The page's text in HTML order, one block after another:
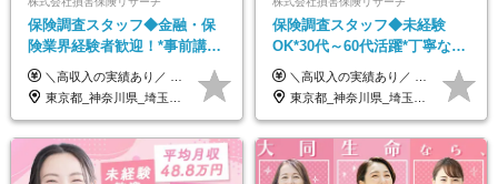
保険調査スタッフ◆金融・保
険業界経験者歓迎！*事前講習
あり*30代～60代活躍*調査は
原則直行直帰*高収入可
＼高収入の実績あり／ なかには年収1000万円を超える方もいらっしゃいます！ 【完全出来高報酬制】 ★仕事に慣れるまで収入をサポート 1か月目：報酬が通常の2倍 2か月目：報酬が通常の1.5倍 ※災害に関する業務については、収入サポートの対象外 ※試用期間はありません ＊＊＊業務報酬の例＊＊＊ ・事故原因調査（4箇所確認）…1万5000円～ ・有無責／不正請求疑義調査（自動車案件）…2万円～ ・医療調査（1箇所確認）…1万7000円～ ・書類取付（1箇所訪問）…3000円～ ※上記は目安になります ※実際の報酬は業務報酬に応じた個々のスキル・実績を加味したものになります
東京都_神奈川県_埼玉県_千葉県_大阪府_愛知県_北海道_青森県_岩手県_宮城県_秋田県_山形県_福島県_茨城県_栃木県_群馬県_新潟県_山梨県_長野県_富山県_石川県_福井県_静岡県_岐阜県_三重県_兵庫県_京都府_滋賀県_奈良県_和歌山県_広島県_岡山県_鳥取県_島根県_山口県_徳島県_香川県_愛媛県_高知県_福岡県_熊本県_佐賀県_長崎県_大分県_宮崎県_鹿児島県_沖縄県
保険調査スタッフ◆未経験
OK*30代～60代活躍*丁寧な講
習・サポートあり*原則直行直
帰／全国募集・業務委託
＼高収入の実績あり／ なかには年収1000万円を超えるスペシャリストもいらっしゃいます！ 【完全出来高報酬制】 ★仕事に慣れるまで収入をサポート 1か月目：報酬が通常の2倍 2か月目：報酬が通常の1.5倍 ※災害に関する業務については、収入サポートの対象外 ※試用期間はありません ＊＊＊業務報酬の例＊＊＊ ・事故原因調査（4箇所確認）…1万5000円～ ・有無責／不正請求疑義調査（自動車案件）…2万円～ ・医療調査（1箇所確認）…1万7000円～ ・書類取付（1箇所訪問）…3000円～ ※上記は目安になります ※実際の報酬は業務報酬に応じた個々のスキル・実績を加味したものになります
東京都_神奈川県_埼玉県_千葉県_大阪府_愛知県_北海道_青森県_岩手県_宮城県_秋田県_山形県_福島県_茨城県_栃木県_群馬県_新潟県_山梨県_長野県_富山県_石川県_福井県_静岡県_岐阜県_三重県_兵庫県_京都府_滋賀県_奈良県_和歌山県_広島県_岡山県_鳥取県_島根県_山口県_徳島県_香川県_愛媛県_高知県_福岡県_熊本県_佐賀県_長崎県_大分県_宮崎県_鹿児島県_沖縄県